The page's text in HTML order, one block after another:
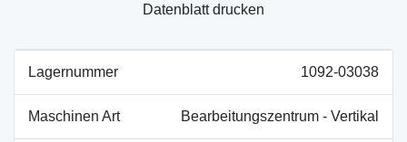
Datenblatt drucken
Lagernummer 1092-03038
Maschinen Art Bearbeitungszentrum - Vertikal